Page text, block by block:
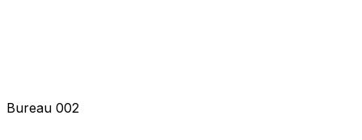
Bureau 002